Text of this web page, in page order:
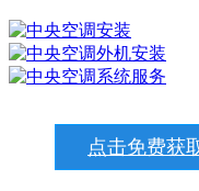
点击免费获